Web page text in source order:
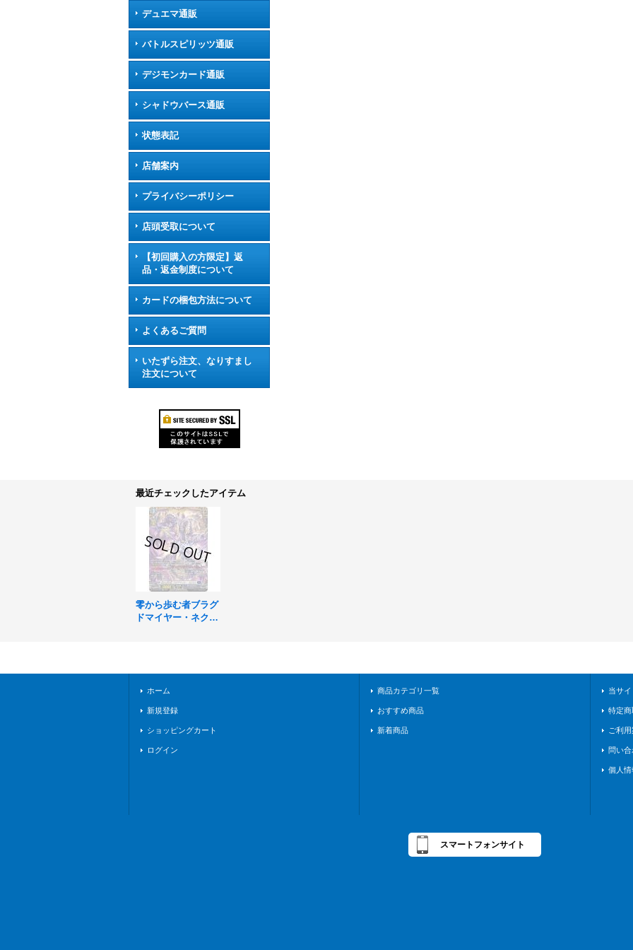
デュエマ通販
バトルスピリッツ通販
デジモンカード通販
シャドウバース通販
状態表記
店舗案内
プライバシーポリシー
店頭受取について
【初回購入の方限定】返
品・返金制度について
カードの梱包方法について
よくあるご質問
いたずら注文、なりすまし
注文について
最近チェックしたアイテム
零から歩む者ブラグ
ドマイヤー・ネクサ
ホーム
新規登録
ショッピングカート
ログイン
商品カテゴリ一覧
おすすめ商品
新着商品
当サ
特定
ご利
問い合
個人
スマートフォンサイト